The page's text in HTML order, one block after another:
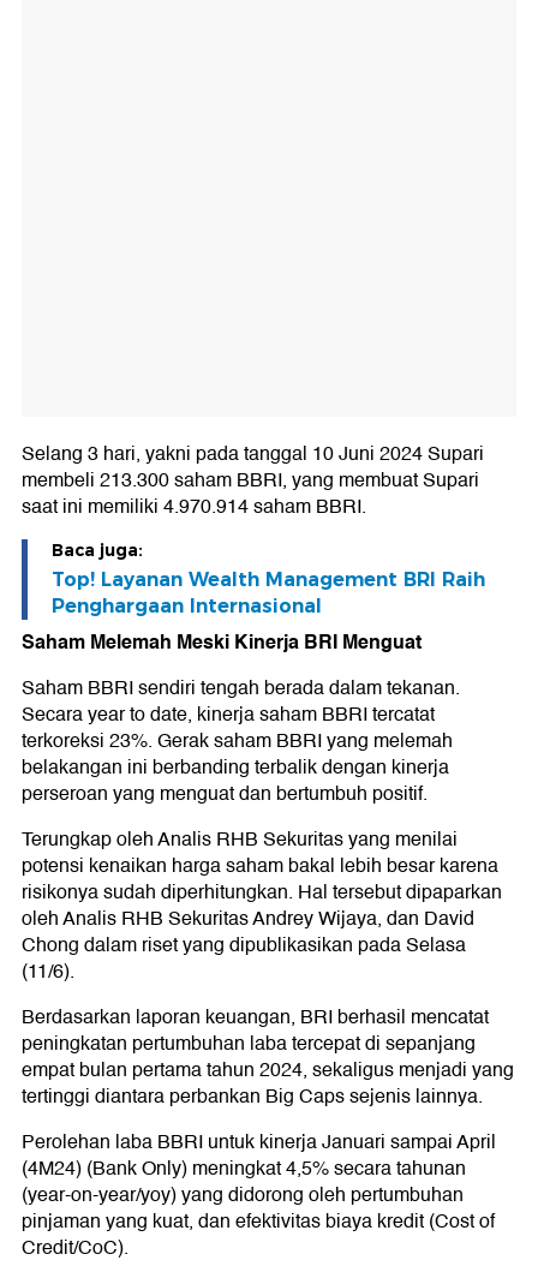
Selang 3 hari, yakni pada tanggal 10 Juni 2024 Supari
membeli 213.300 saham BBRI, yang membuat Supari
saat ini memiliki 4.970.914 saham BBRI.
Baca juga:
Top! Layanan Wealth Management BRI Raih
Penghargaan Internasional
Saham Melemah Meski Kinerja BRI Menguat
Saham BBRI sendiri tengah berada dalam tekanan.
Secara year to date, kinerja saham BBRI tercatat
terkoreksi 23%. Gerak saham BBRI yang melemah
belakangan ini berbanding terbalik dengan kinerja
perseroan yang menguat dan bertumbuh positif.
Terungkap oleh Analis RHB Sekuritas yang menilai
potensi kenaikan harga saham bakal lebih besar karena
risikonya sudah diperhitungkan. Hal tersebut dipaparkan
oleh Analis RHB Sekuritas Andrey Wijaya, dan David
Chong dalam riset yang dipublikasikan pada Selasa
(11/6).
Berdasarkan laporan keuangan, BRI berhasil mencatat
peningkatan pertumbuhan laba tercepat di sepanjang
empat bulan pertama tahun 2024, sekaligus menjadi yang
tertinggi diantara perbankan Big Caps sejenis lainnya.
Perolehan laba BBRI untuk kinerja Januari sampai April
(4M24) (Bank Only) meningkat 4,5% secara tahunan
(year-on-year/yoy) yang didorong oleh pertumbuhan
pinjaman yang kuat, dan efektivitas biaya kredit (Cost of
Credit/CoC).